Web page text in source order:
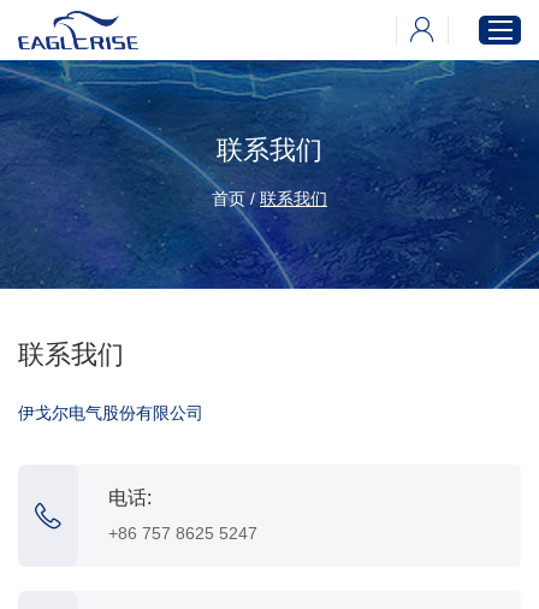
首页
产品中心
新闻中心
下载中心
联系我们
首页 / 联系我们
联系我们
伊戈尔电气股份有限公司
电话:
+86 757 8625 5247